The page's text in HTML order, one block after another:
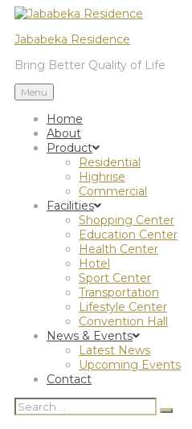
Jababeka Residence
Bring Better Quality of Life
Menu
Home
About
Product
Residential
Highrise
Commercial
Facilities
Shopping Center
Education Center
Health Center
Hotel
Sport Center
Transportation
Lifestyle Center
Convention Hall
News & Events
Latest News
Upcoming Events
Contact
Search
for:
Search